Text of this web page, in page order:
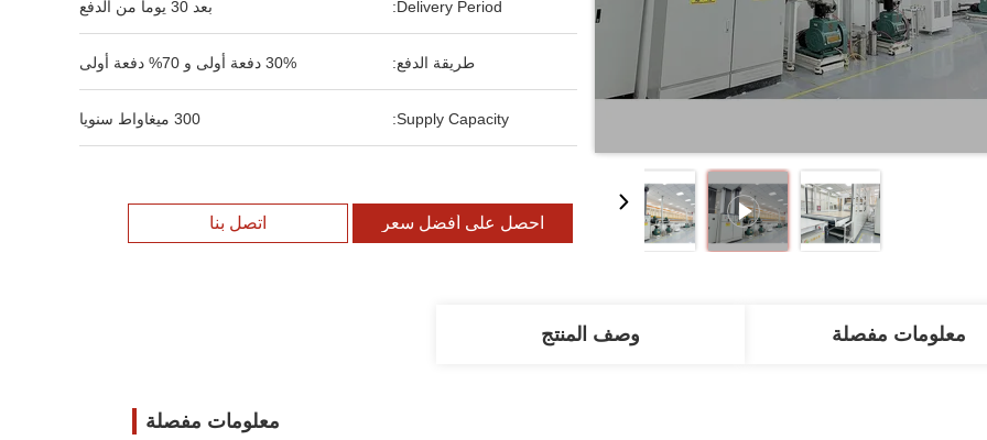
Delivery Period: بعد 30 يوما من الدفع
طريقة الدفع: 30% دفعة أولى و 70% دفعة أولى
Supply Capacity: 300 ميغاواط سنويا
احصل على أفضل سعر اتصل بنا
معلومات مفصلة وصف المنتج
معلومات مفصلة